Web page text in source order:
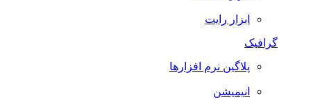
ابزار رایت
گرافیک
پلاگین نرم افزارها
انیمیشن